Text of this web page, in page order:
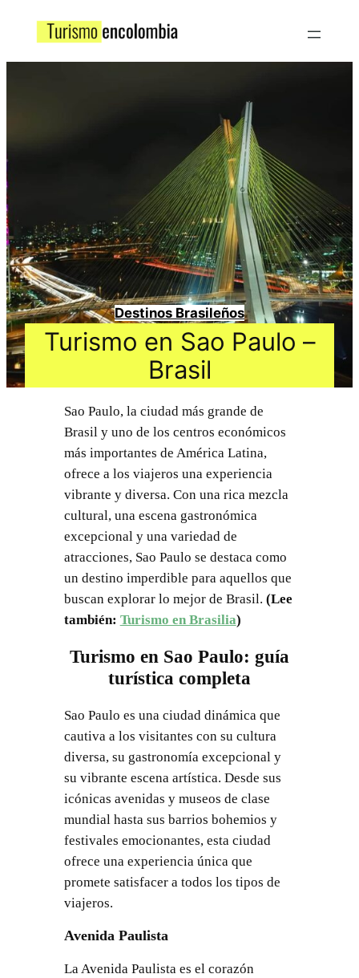
Destinos Brasileños
Turismo en Sao Paulo –
Brasil
Sao Paulo, la ciudad más grande de
Brasil y uno de los centros económicos
más importantes de América Latina,
ofrece a los viajeros una experiencia
vibrante y diversa. Con una rica mezcla
cultural, una escena gastronómica
excepcional y una variedad de
atracciones, Sao Paulo se destaca como
un destino imperdible para aquellos que
buscan explorar lo mejor de Brasil. (Lee
también: Turismo en Brasilia)
Turismo en Sao Paulo: guía
turística completa
Sao Paulo es una ciudad dinámica que
cautiva a los visitantes con su cultura
diversa, su gastronomía excepcional y
su vibrante escena artística. Desde sus
icónicas avenidas y museos de clase
mundial hasta sus barrios bohemios y
festivales emocionantes, esta ciudad
ofrece una experiencia única que
promete satisfacer a todos los tipos de
viajeros.
Avenida Paulista
La Avenida Paulista es el corazón